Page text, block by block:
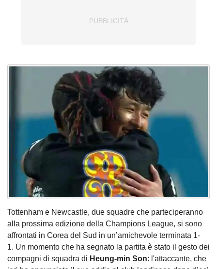
Tottenham e Newcastle, due squadre che parteciperanno
alla prossima edizione della Champions League, si sono
affrontati in Corea del Sud in un’amichevole terminata 1-
1. Un momento che ha segnato la partita è stato il gesto dei
compagni di squadra di Heung-min Son: l'attaccante, che